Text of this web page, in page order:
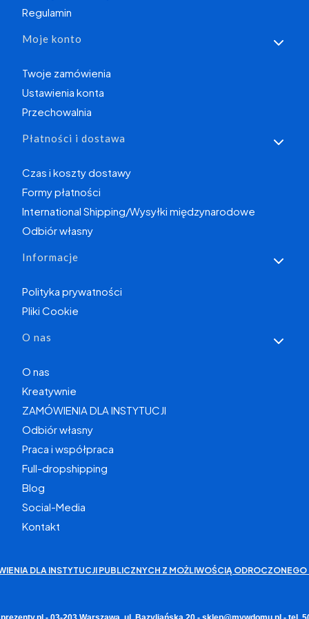
Regulamin
Moje konto
Twoje zamówienia
Ustawienia konta
Przechowalnia
Płatności i dostawa
Czas i koszty dostawy
Formy płatności
International Shipping/Wysyłki międzynarodowe
Odbiór własny
Informacje
Polityka prywatności
Pliki Cookie
O nas
O nas
Kreatywnie
ZAMÓWIENIA DLA INSTYTUCJI
Odbiór własny
Praca i współpraca
Full-dropshipping
Blog
Social-Media
Kontakt
DLA INSTYTUCJI PUBLICZNYCH Z MOŻLIWOŚCIĄ ODROCZONEGO